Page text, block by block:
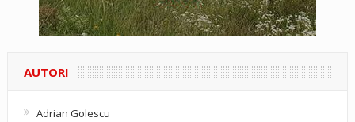
AUTORI
Adrian Golescu